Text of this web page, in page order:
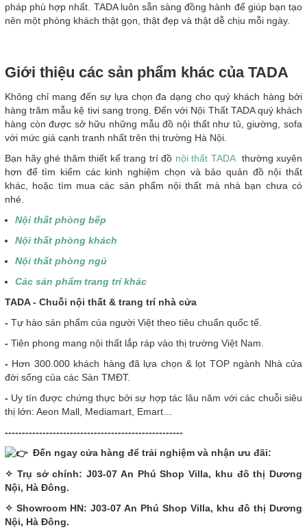
pháp phù hợp nhất. TADA luôn sẵn sàng đồng hành để giúp bạn tạo
nên một phòng khách thật gọn, thật đẹp và thật dễ chịu mỗi ngày.
Giới thiệu các sản phẩm khác của TADA
Không chỉ mang đến sự lựa chọn đa dạng cho quý khách hàng bởi
hàng trăm mẫu kệ tivi sang trọng. Đến với Nội Thất TADA quý khách
hàng còn được sở hữu những mẫu đồ nội thất như tủ, giường, sofa
với mức giá cạnh tranh nhất trên thị trường Hà Nội.
Bạn hãy ghé thăm thiết kế trang trí đồ nội thất TADA thường xuyên
hơn để tìm kiếm các kinh nghiệm chọn và bảo quản đồ nội thất
khác, hoặc tìm mua các sản phẩm nội thất mà nhà bạn chưa có
nhé.
Nội thất phòng bếp
Nội thất phòng khách
Nội thất phòng ngủ
Các sản phẩm trang trí khác
TADA - Chuỗi nội thất & trang trí nhà cửa
- Tự hào sản phẩm của người Việt theo tiêu chuẩn quốc tế.
- Tiên phong mang nội thất lắp ráp vào thị trường Việt Nam.
- Hơn 300.000 khách hàng đã lựa chọn & lọt TOP ngành Nhà cửa
đời sống của các Sàn TMĐT.
- Uy tín được chứng thực bởi sự hợp tác lâu năm với các chuỗi siêu
thị lớn: Aeon Mall, Mediamart, Emart…
----------------------------------------------------
Đến ngay cửa hàng để trải nghiệm và nhận ưu đãi:
✧ Trụ sở chính: J03-07 An Phú Shop Villa, khu đô thị Dương
Nội, Hà Đông.
✧ Showroom HN: J03-07 An Phú Shop Villa, khu đô thị Dương
Nội, Hà Đông.